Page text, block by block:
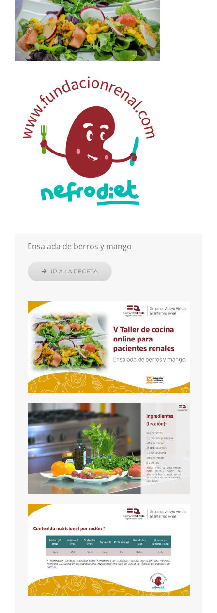
Ensalada de berros y mango
IR A LA RECETA